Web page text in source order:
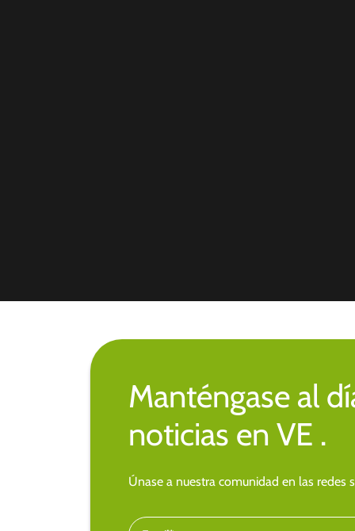
Manténgase al
noticias en VE .
Únase a nuestra comunidad en las redes